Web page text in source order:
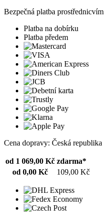
Bezpečná platba prostřednicvím
Platba na dobírku
Platba předem
Cena dopravy: Česká republika
od 1 069,00 Kč zdarma*
od 0,00 Kč
109,00 Kč